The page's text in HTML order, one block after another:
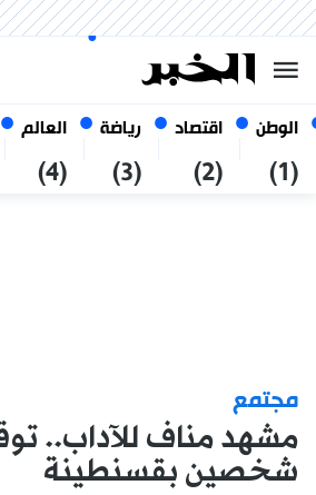
الوطن
(1)
اقتصاد
(2)
رياضة
(3)
العالم
(4)
أغسطس 2026
مجتمع
مشهد مناف للآداب..
شخصين بقسنطينة